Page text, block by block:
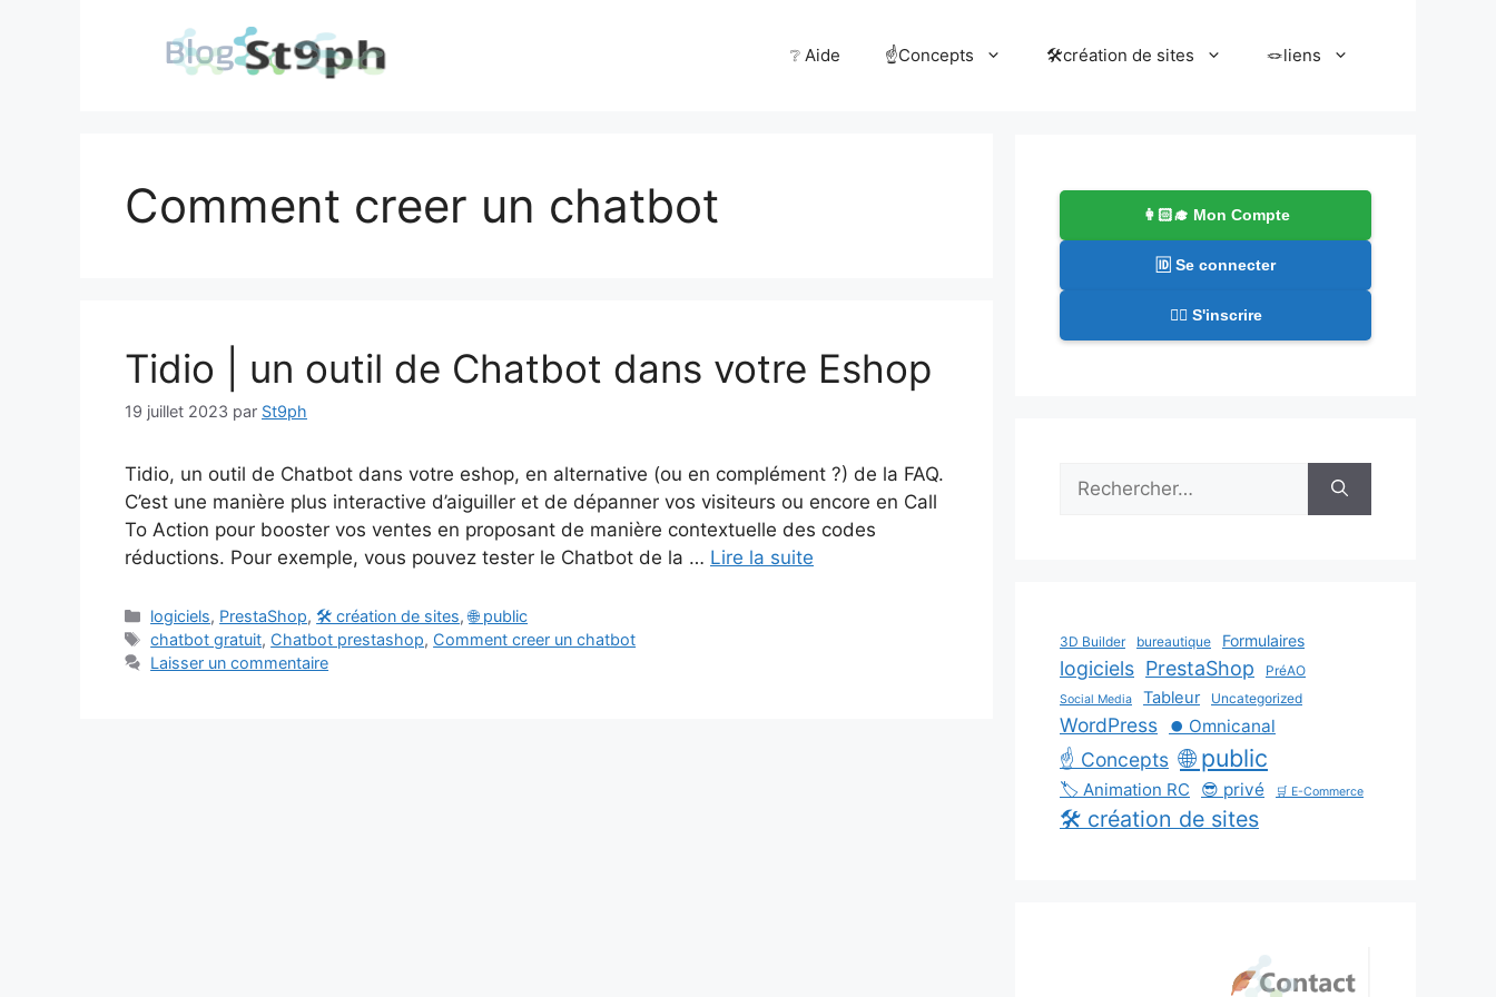
❔ Aide ☝️Concepts 🛠️création de sites 🪢liens
Comment creer un chatbot
Tidio | un outil de Chatbot dans votre Eshop
19 juillet 2023 par St9ph
Tidio, un outil de Chatbot dans votre eshop, en alternative (ou en complément ?) de la FAQ.
C’est une manière plus interactive d’aiguiller et de dépanner vos visiteurs ou encore en Call
To Action pour booster vos ventes en proposant de manière contextuelle des codes
réductions. Pour exemple, vous pouvez tester le Chatbot de la … Lire la suite
Catégories
logiciels, PrestaShop,🛠️ création de sites,🌐 public
Étiquettes
chatbot gratuit, Chatbot prestashop, Comment creer un chatbot
Laisser un commentaire
👩🏻‍🎓 Mon Compte
🆔 Se connecter
✍🏻 S'inscrire
Rechercher :
3D Builder bureautique Formulaires
logiciels PrestaShop PréAO
Social Media Tableur Uncategorized
WordPress ⏺️ Omnicanal
☝️ Concepts 🌐 public
🏷️ Animation RC 😎 privé 🛒 E-Commerce
🛠️ création de sites